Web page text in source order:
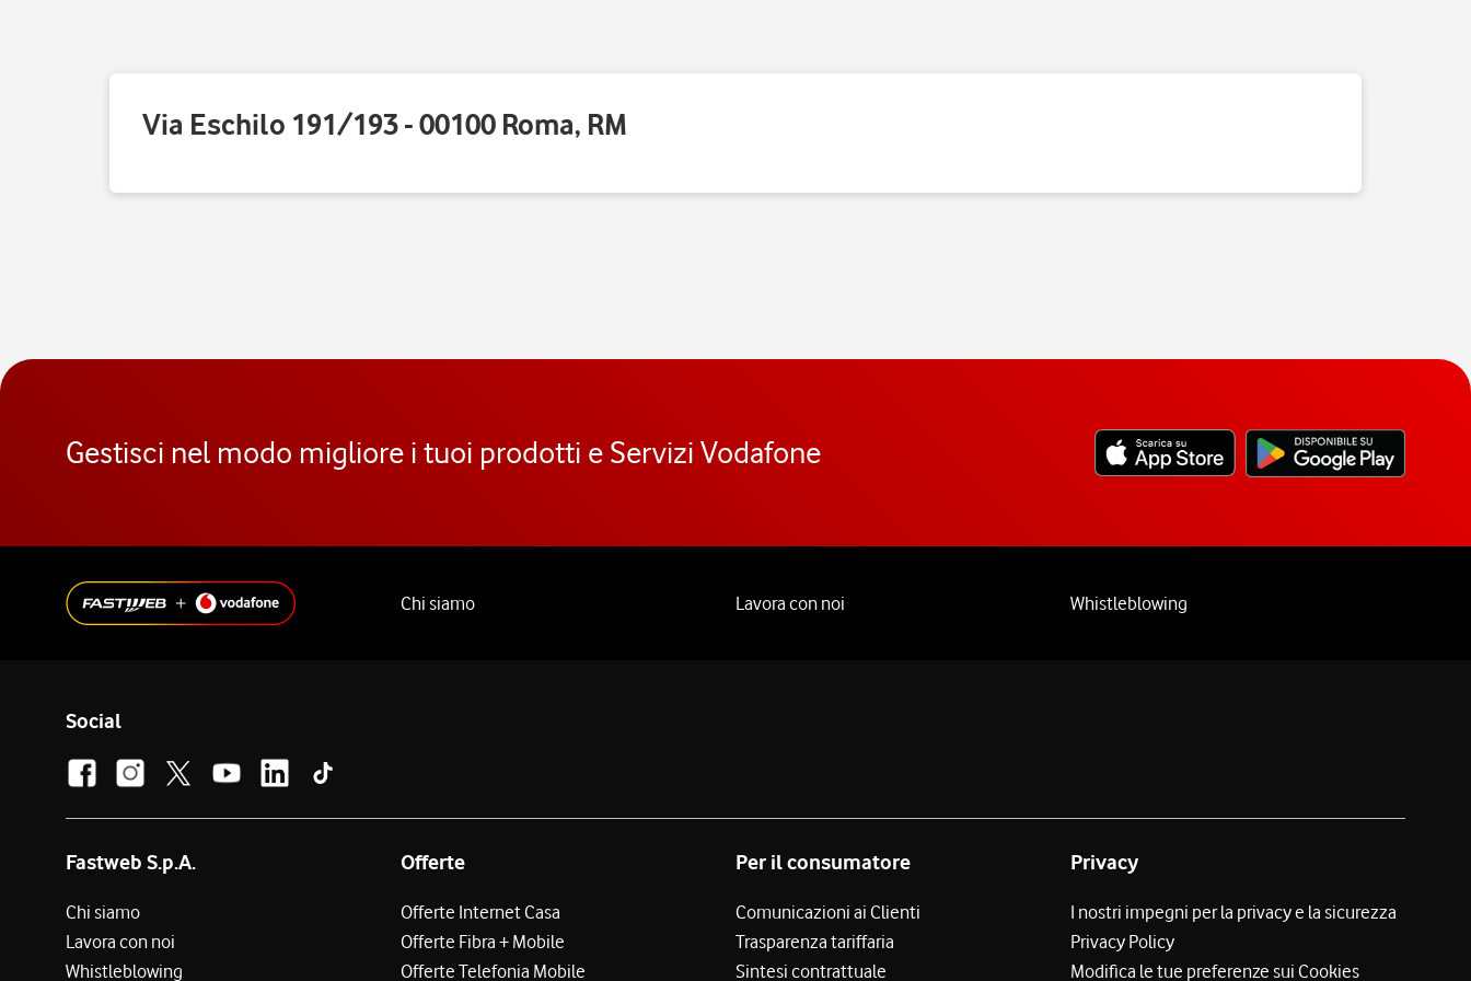
Via Eschilo 191/193 - 00100 Roma, RM
Gestisci nel modo migliore i tuoi prodotti e Servizi Vodafone
Chi siamo Lavora con noi Whistleblowing
Social
Fastweb S.p.A.
Chi siamo
Lavora con noi
Whistleblowing
Offerte
Offerte Internet Casa
Offerte Fibra + Mobile
Offerte Telefonia Mobile
Per il consumatore
Comunicazioni ai Clienti
Trasparenza tariffaria
Sintesi contrattuale
Privacy
I nostri impegni per la privacy e la sicurezza
Privacy Policy
Modifica le tue preferenze sui Cookies